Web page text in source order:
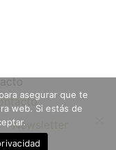
Newsletter
asegurar que te
web. Si estás de